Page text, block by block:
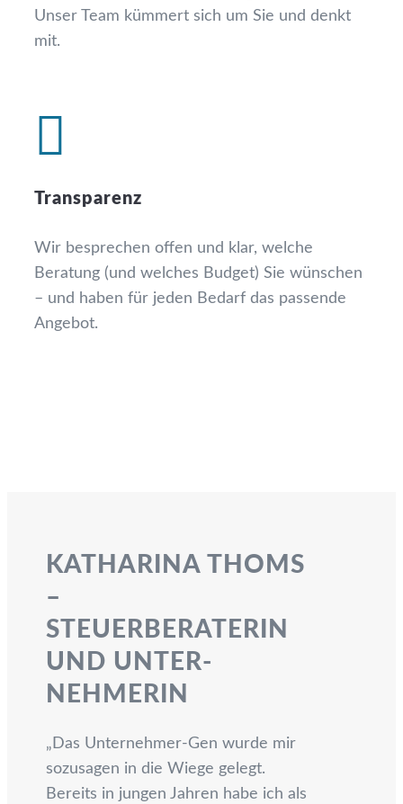
Unser Team kümmert sich um Sie und denkt
mit.

Transparenz
Wir besprechen offen und klar, welche
Beratung (und welches Budget) Sie wünschen
– und haben für jeden Bedarf das passende
Angebot.
KATHARINA THOMS
–
STEUER­BERATERIN
UND UNTER­
NEHMERIN
„Das Unternehmer-Gen wurde mir
sozusagen in die Wiege gelegt.
Bereits in jungen Jahren habe ich als